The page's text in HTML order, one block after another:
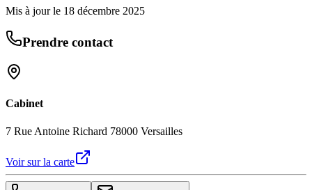
Mis à jour le 18 décembre 2025
Prendre contact
Cabinet
7 Rue Antoine Richard 78000 Versailles
Voir sur la carte